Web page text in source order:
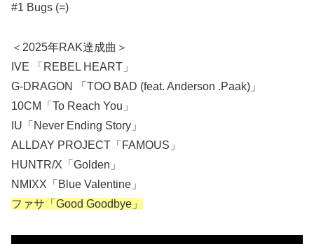
#1 Bugs (=)
＜2025年RAK達成曲＞
IVE 「REBEL HEART」
G-DRAGON 「TOO BAD (feat. Anderson .Paak)」
10CM「To Reach You」
IU「Never Ending Story」
ALLDAY PROJECT「FAMOUS」
HUNTR/X「Golden」
NMIXX「Blue Valentine」
ファサ「Good Goodbye」